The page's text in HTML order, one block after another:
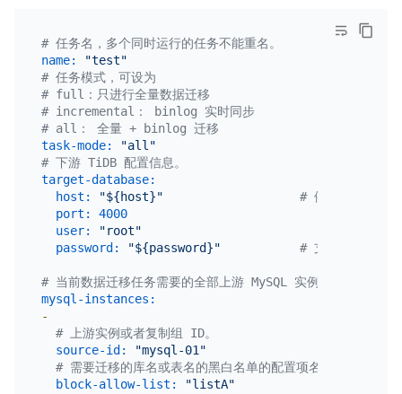
# 任务名，多个同时运行的任务不能重名。
name:
"test"
# 任务模式，可设为
# full：只进行全量数据迁移
# incremental： binlog 实时同步
# all： 全量 + binlog 迁移
task-mode:
"all"
# 下游 TiDB 配置信息。
target-database:
host:
"${host}"
# 例如：
port:
4000
user:
"root"
password:
"${password}" # 支持但不推荐
# 当前数据迁移任务需要的全部上游 MySQL 实例配置。
mysql-instances:
-
# 上游实例或者复制组 ID。
source-id:
"mysql-01"
# 需要迁移的库名或表名的黑白名单的配置项名称，用于
block-allow-list:
"listA"